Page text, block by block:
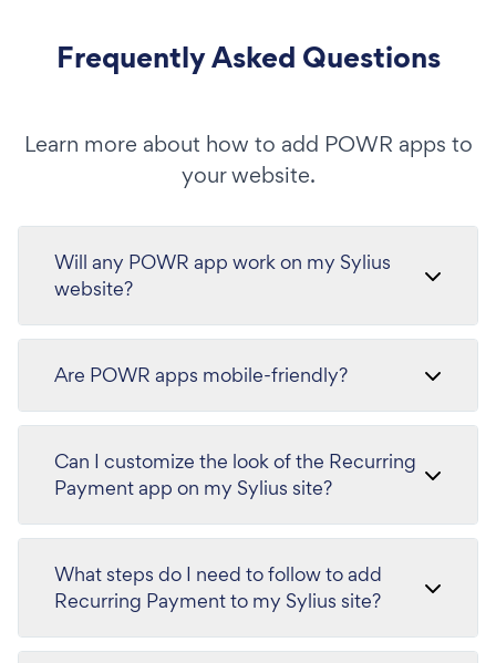
Frequently Asked Questions
Learn more about how to add POWR apps to
your website.
Will any POWR app work on my Sylius
website?
Are POWR apps mobile-friendly?
Can I customize the look of the Recurring
Payment app on my Sylius site?
What steps do I need to follow to add
Recurring Payment to my Sylius site?